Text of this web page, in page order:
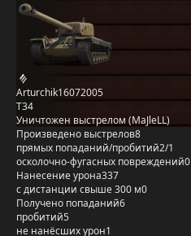
Arturchik16072005
T34
Уничтожен выстрелом (MaJleLL)
Произведено выстрелов8
прямых попаданий/пробитий2/1
осколочно-фугасных повреждений0
Нанесение урона337
с дистанции свыше 300 м0
Получено попаданий6
пробитий5
не нанёсших урон1